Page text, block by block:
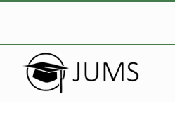
Skip
content